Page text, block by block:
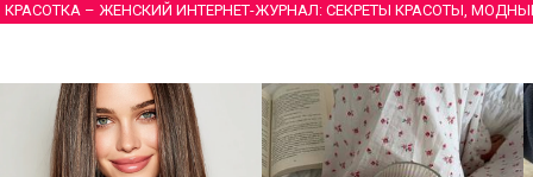
КРАСОТКА – ЖЕНСКИЙ ИНТЕРНЕТ-ЖУРНАЛ: СЕКРЕТЫ КРАСОТЫ,